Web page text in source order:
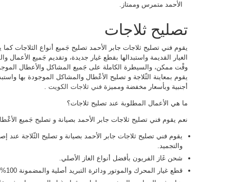
الأحمد متمرس وممتاز.
تصليح ثلاجات
يقوم فني تصليح ثلاجات جابر الأحمد تصليح جَميع أنواع الثلاجات كما
الغيار القديمة واستبدالها بقطع غيار جديدة، وتقديم جَميع
وقْت ممكن، والسيطرة الكاملة على جَميع المشاكل والأعطال
يقوم بمعاينة الثّلاجة و تصليح الأعْطال والمشاكل الموجودة بها
أجنبية وبأسعار مخفضة ومميزة فني ثلاجات الكويت .
ما هي الأعمال المطلوبة عند تصليح ثلاجات؟
نعم يقوم فني تصليح ثلاجات جابر الأحمد بصيانة و تصليح جَميع
يقوم فني تصليح ثلاجات جابر الأحمد بصيانة و تصليح الثّلاجة عند
والتجميد.
شحن غَاز الفريون بأفضل أنواع الغاز الأصلي.
قطع غيار المحرك والموتور ودائرة التبريد أصلية والمضمونة 100%.